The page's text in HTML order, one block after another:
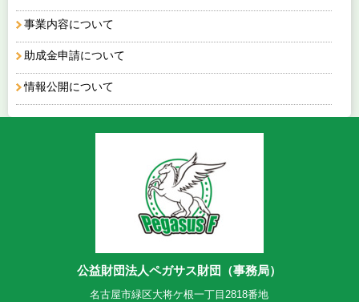
事業内容について
助成金申請について
情報公開について
公益財団法人ペガサス財団（事務局）
名古屋市緑区大将ケ根一丁目2818番地